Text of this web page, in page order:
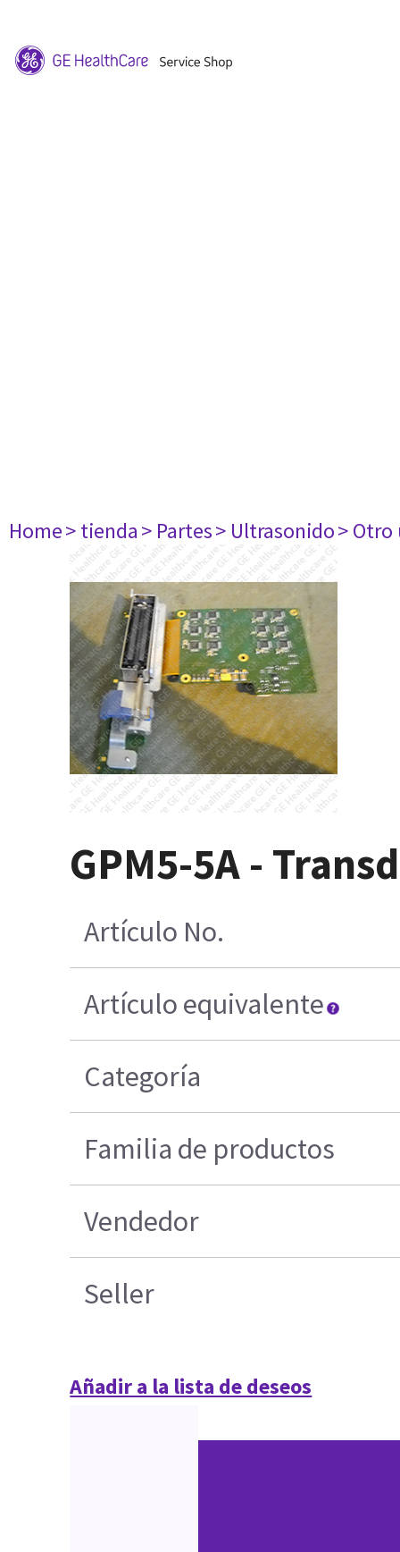
Home> tienda> Partes> Ultrasonido>
GPM5-5A -
Artículo No.
Artículo equivalente
Categoría
Familia de productos
Vendedor
Seller
Añadir a la lista de deseos